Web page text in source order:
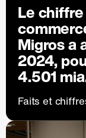
Le chiffre
Migros a
2024,
4.501
Faits et